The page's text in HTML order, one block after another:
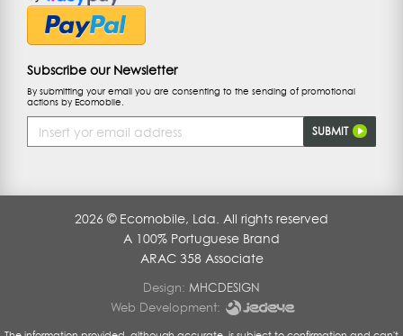
Subscribe our Newsletter
By submitting your email you are consenting to the sending of promotional
actions by Ecomobile.
Address
SUBMIT
2026 © Ecomobile, Lda. All rights reserved
A 100% Portuguese Brand
ARAC 358 Associate
Design: MHCDESIGN
Web Development: